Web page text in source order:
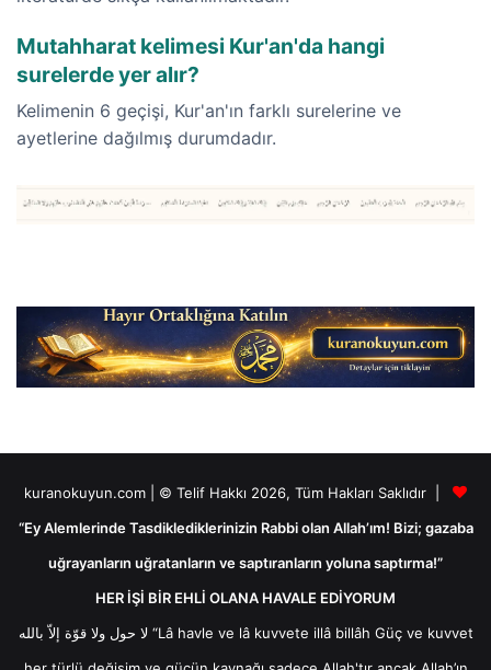
Mutahharat kelimesi Kur'an'da hangi
surelerde yer alır?
Kelimenin 6 geçişi, Kur'an'ın farklı surelerine ve
ayetlerine dağılmış durumdadır.
kuranokuyun.com | © Telif Hakkı 2026, Tüm Hakları Saklıdır |
“Ey Alemlerinde Tasdiklediklerinizin Rabbi olan Allah’ım! Bizi; gazaba
uğrayanların uğratanların ve saptıranların yoluna saptırma!”
HER İŞİ BİR EHLİ OLANA HAVALE EDİYORUM
لا حول ولا قوّة إلاّ بالله “Lâ havle ve lâ kuvvete illâ billâh Güç ve kuvvet